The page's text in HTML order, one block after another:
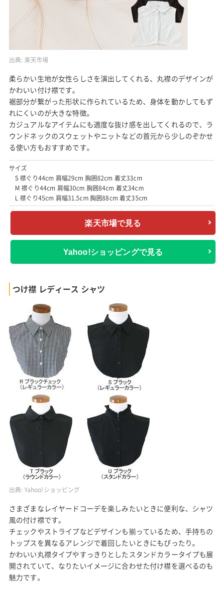
出典: 楽天市場
柔らかい生地が女性らしさを演出してくれる、丸襟のデザインが
かわいい付け襟です。
裾部分が繋がった形状に作られているため、身体を動かしてもず
れにくいのが大きな特徴。
カジュアルなアイテムにも適度な抜け感を出してくれるので、ラ
ウンドネックのスウェットやニットなどの首元から少しのぞかせ
る使い方もおすすめです。
サイズ
S 襟ぐり44cm 肩幅29cm 胸囲82cm 着丈33cm
M 襟ぐり44cm 肩幅30cm 胸囲84cm 着丈34cm
L 襟ぐり45cm 肩幅31.5cm 胸囲88cm 着丈35cm
楽天市場で見る
Yahoo!ショッピングで見る
つけ襟 レディース シャツ
出典: Yahoo!ショッピング
さまざまなレイヤードコーデを楽しみたいときに便利な、シャツ
風の付け襟です。
チェックやストライプなどデザインも揃っているため、手持ちの
トップスを異なるアレンジで着回したいときにもぴったり。
かわいい丸襟タイプやすっきりとしたスタンドカラータイプも展
開されていて、なりたいイメージに合わせた付け襟を選べるのも
魅力です。